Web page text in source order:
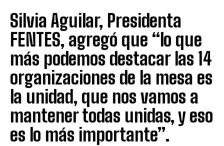
Silvia Aguilar, Presidenta
FENTES, agregó que “lo que
más podemos destacar las 14
organizaciones de la mesa es
la unidad, que nos vamos a
mantener todas unidas, y eso
es lo más importante”.